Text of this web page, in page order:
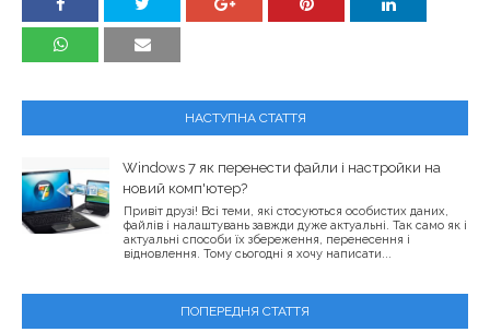
НАСТУПНА СТАТТЯ
Windows 7 як перенести файли і настройки на
новий комп'ютер?
Привіт друзі! Всі теми, які стосуються особистих даних,
файлів і налаштувань завжди дуже актуальні. Так само як і
актуальні способи їх збереження, перенесення і
відновлення. Тому сьогодні я хочу написати...
ПОПЕРЕДНЯ СТАТТЯ